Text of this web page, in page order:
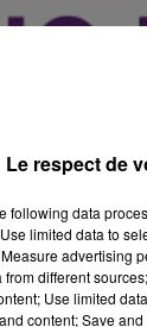
Les
dans le
que
Le respect de
following data
limited data to
advertising
different
Use limited
content; Save